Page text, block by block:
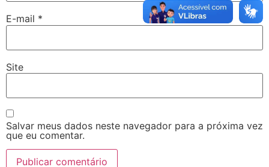
E-mail *
Site
Salvar meus dados neste navegador para a próxima vez
que eu comentar.